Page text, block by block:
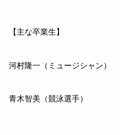
【主な卒業生】
河村隆一（ミュージシャン）
青木智美（競泳選手）